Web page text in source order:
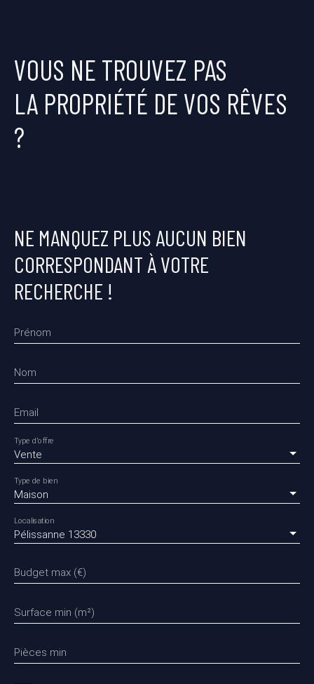
VOUS NE TROUVEZ PAS
LA PROPRIÉTÉ DE VOS RÊVES
?
NE MANQUEZ PLUS AUCUN BIEN
CORRESPONDANT À VOTRE
RECHERCHE !
Prénom
Nom
Email
Vente
Type d'offre
Maison
Type de bien
Pélissanne 13330
Localisation
Budget max (€)
Surface min (m²)
Pièces min